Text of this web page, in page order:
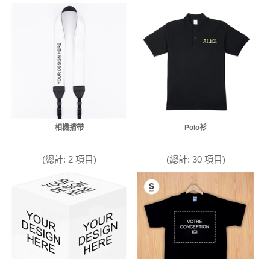
相機揹帶
(總計: 2 項目)
Polo衫
(總計: 30 項目)